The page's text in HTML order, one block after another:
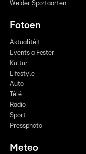
Weider Sportaarten
Fotoen
Aktualitéit
Events a Fester
Kultur
Lifestyle
Auto
Télé
Radio
Sport
Pressphoto
Meteo